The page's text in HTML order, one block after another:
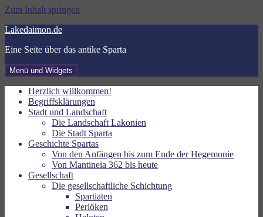
Zum Inhalt springen
Lakedaimon.de
Eine Seite über das antike Sparta
Menü und Widgets
Herzlich willkommen!
Begriffsklärungen
Stadt und Landschaft
Die Landschaft Lakonien
Die Stadt Sparta
Geschichte Spartas
Von den Anfängen bis zum Ende der Hegemonie
Von Mantineia 362 bis heute
Gesellschaft
Die gesellschaftliche Schichtung
Spartiaten
Periöken